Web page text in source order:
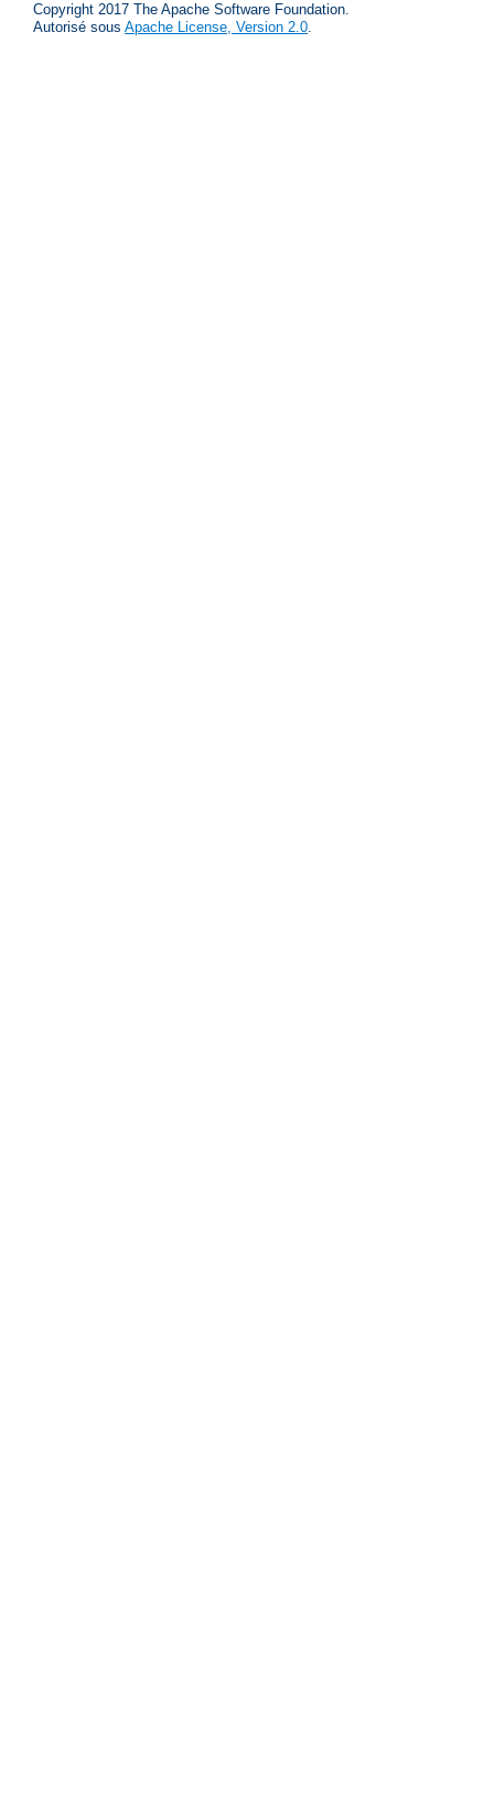
Copyright 2017 The Apache Software Foundation.
Autorisé sous Apache License, Version 2.0.